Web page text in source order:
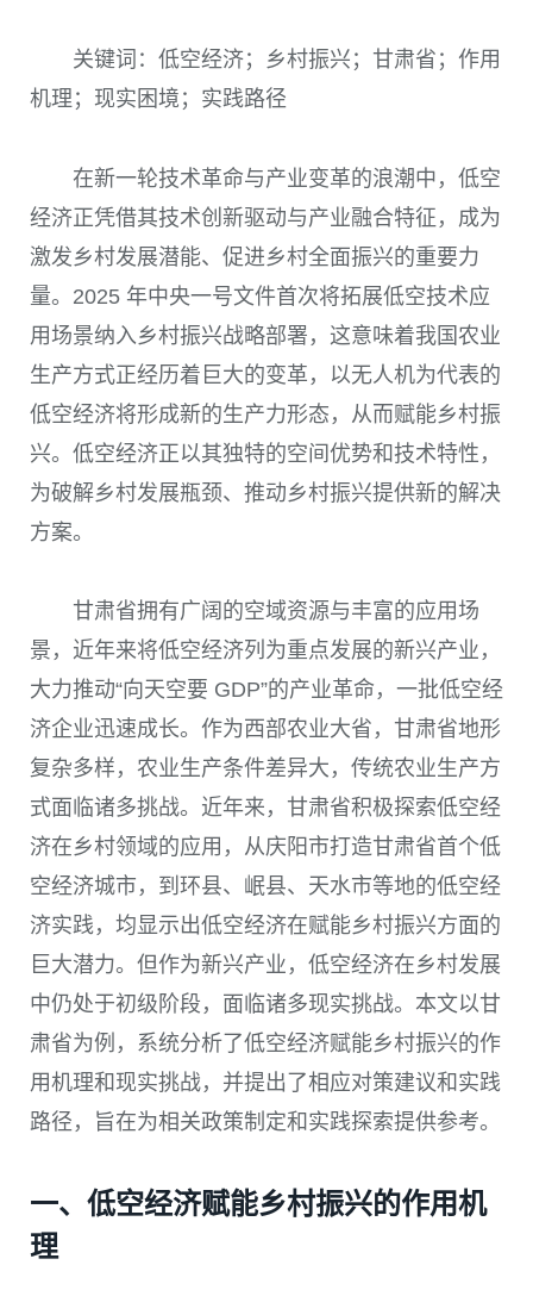
关键词：低空经济；乡村振兴；甘肃省；作用
机理；现实困境；实践路径
在新一轮技术革命与产业变革的浪潮中，低空
经济正凭借其技术创新驱动与产业融合特征，成为
激发乡村发展潜能、促进乡村全面振兴的重要力
量。2025 年中央一号文件首次将拓展低空技术应
用场景纳入乡村振兴战略部署，这意味着我国农业
生产方式正经历着巨大的变革，以无人机为代表的
低空经济将形成新的生产力形态，从而赋能乡村振
兴。低空经济正以其独特的空间优势和技术特性，
为破解乡村发展瓶颈、推动乡村振兴提供新的解决
方案。
甘肃省拥有广阔的空域资源与丰富的应用场
景，近年来将低空经济列为重点发展的新兴产业，
大力推动“向天空要 GDP”的产业革命，一批低空经
济企业迅速成长。作为西部农业大省，甘肃省地形
复杂多样，农业生产条件差异大，传统农业生产方
式面临诸多挑战。近年来，甘肃省积极探索低空经
济在乡村领域的应用，从庆阳市打造甘肃省首个低
空经济城市，到环县、岷县、天水市等地的低空经
济实践，均显示出低空经济在赋能乡村振兴方面的
巨大潜力。但作为新兴产业，低空经济在乡村发展
中仍处于初级阶段，面临诸多现实挑战。本文以甘
肃省为例，系统分析了低空经济赋能乡村振兴的作
用机理和现实挑战，并提出了相应对策建议和实践
路径，旨在为相关政策制定和实践探索提供参考。
一、低空经济赋能乡村振兴的作用机
理